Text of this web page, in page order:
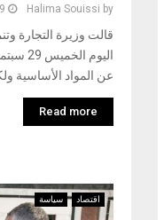
by
Halima Souissi
قالت وزيرة التجارة
عن المواد الأساسية
Read more
اقتصاد سياسة